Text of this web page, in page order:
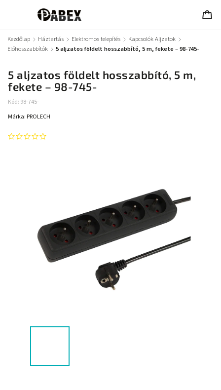
Kezdőlap / Háztartás / Elektromos telepítés / Kapcsolók Aljzatok /
Előhosszabbítók / 5 aljzatos földelt hosszabbító, 5 m, fekete – 98-745-
5 aljzatos földelt hosszabbító, 5 m,
fekete – 98-745-
Kód: 98-745-
Márka: PROLECH